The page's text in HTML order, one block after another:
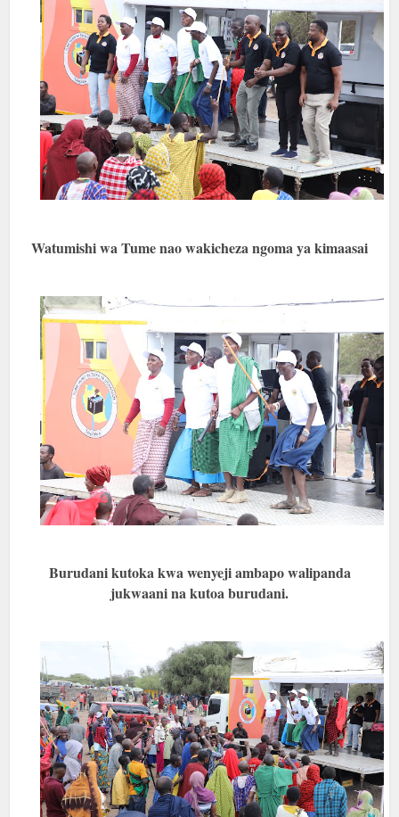
Watumishi wa Tume nao wakicheza ngoma ya kimaasai
Burudani kutoka kwa wenyeji ambapo walipanda
jukwaani na kutoa burudani.